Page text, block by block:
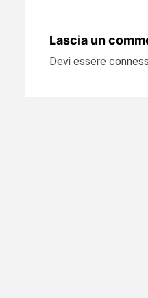
Lascia un
Devi essere